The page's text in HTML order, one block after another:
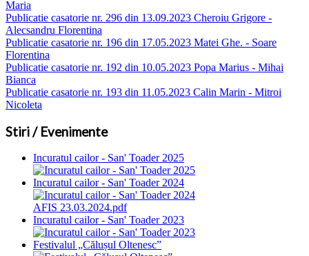
Maria
Publicatie casatorie nr. 296 din 13.09.2023 Cheroiu Grigore -
Alecsandru Florentina
Publicatie casatorie nr. 196 din 17.05.2023 Matei Ghe. - Soare
Florentina
Publicatie casatorie nr. 192 din 10.05.2023 Popa Marius - Mihai
Bianca
Publicatie casatorie nr. 193 din 11.05.2023 Calin Marin - Mitroi
Nicoleta
Stiri / Evenimente
Incuratul cailor - San' Toader 2025
Incuratul cailor - San' Toader 2024
AFIS 23.03.2024.pdf
Incuratul cailor - San' Toader 2023
Festivalul „Călușul Oltenesc”